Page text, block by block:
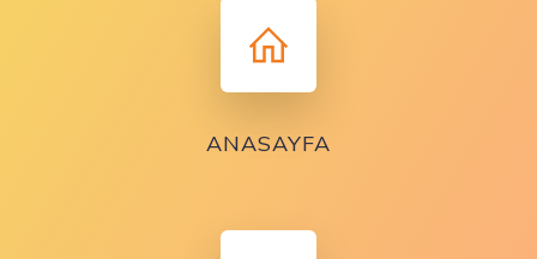
ANASAYFA